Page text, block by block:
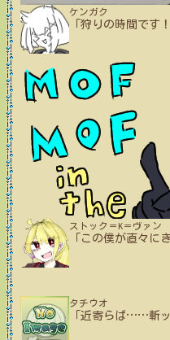
ケンガク
「狩りの時間です
ストック＝K＝ヴァン
「この僕が直々に
タチウオ
「近寄らば……斬